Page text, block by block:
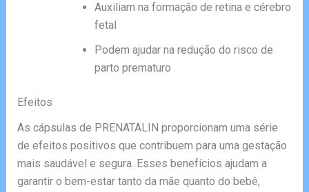
Auxiliam na formação de retina e cérebro
fetal
Podem ajudar na redução do risco de
parto prematuro
Efeitos
As cápsulas de PRENATALIN proporcionam uma série
de efeitos positivos que contribuem para uma gestação
mais saudável e segura. Esses benefícios ajudam a
garantir o bem-estar tanto da mãe quanto do bebê,